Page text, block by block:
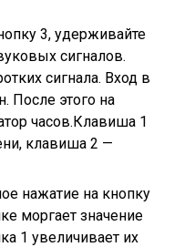
3, удерживайте
сигналов.
сигнала. Вход в
После этого на
часов.Клавиша 1
клавиша 2 —
нажатие на кнопку
моргает значение
1 увеличивает их